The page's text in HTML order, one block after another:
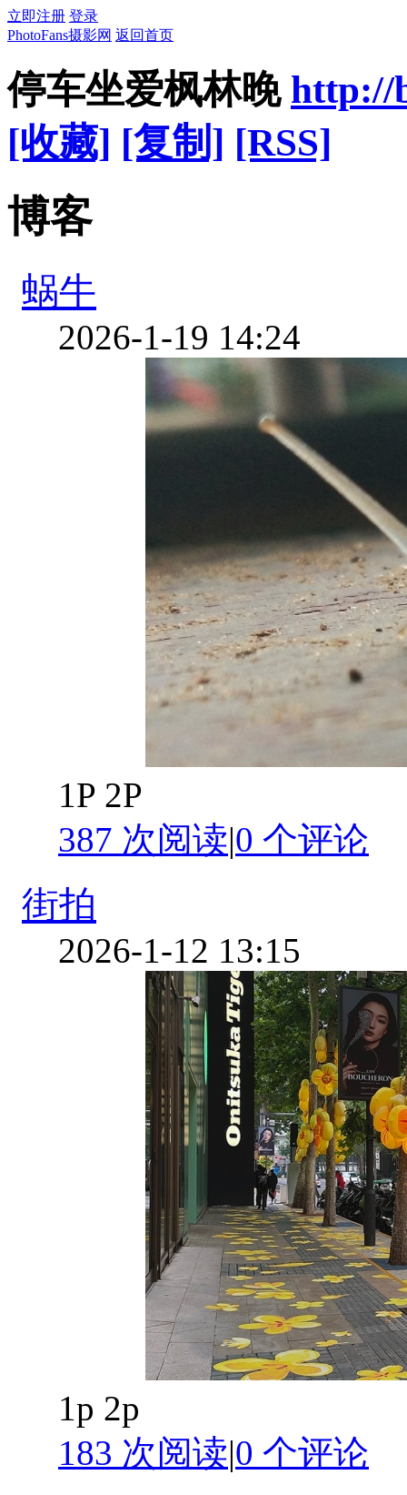
立即注册 登录
PhotoFans摄影网 返回首页
停车坐爱枫林晚 http://
[收藏] [复制] [RSS]
博客
蜗牛
2026-1-19 14:24
1P 2P
387 次阅读|0 个评论
街拍
2026-1-12 13:15
1p 2p
183 次阅读|0 个评论